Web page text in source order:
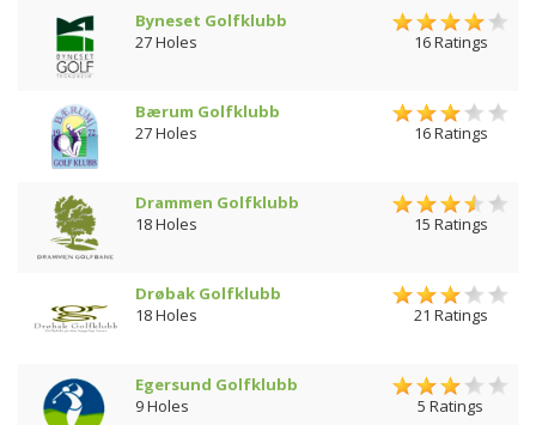
Byneset Golfklubb
27 Holes
16 Ratings
Bærum Golfklubb
27 Holes
16 Ratings
Drammen Golfklubb
18 Holes
15 Ratings
Drøbak Golfklubb
18 Holes
21 Ratings
Egersund Golfklubb
9 Holes
5 Ratings